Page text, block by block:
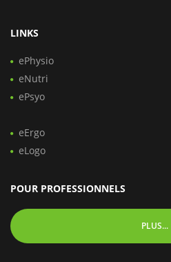
LINKS
ePhysio
eNutri
ePsyo
eErgo
eLogo
POUR PROFESSIONNELS
PLUS...